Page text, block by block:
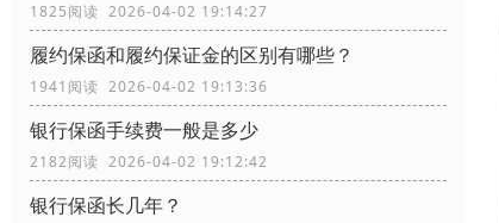
1825阅读 2026-04-02 19:14:27
履约保函和履约保证金的区别有哪些？
1941阅读 2026-04-02 19:13:36
银行保函手续费一般是多少
2182阅读 2026-04-02 19:12:42
银行保函长几年？